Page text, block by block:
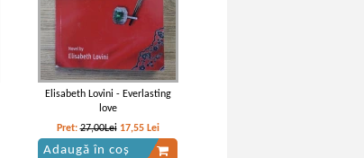
Elisabeth Lovini - Everlasting
love
Pret:27,00Lei 17,55 Lei
Adaugă în coș